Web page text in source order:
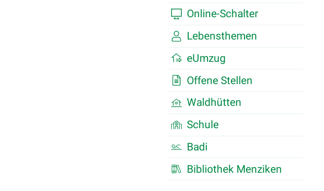
Online-Schalter
Lebensthemen
eUmzug
Offene Stellen
Waldhütten
Schule
Badi
Bibliothek Menziken